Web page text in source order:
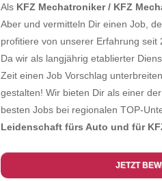
Als KFZ Mechatroniker / KFZ
Aber und vermitteln Dir einen Job,
profitiere von unserer Erfahrung seit
Da wir als langjährig etablierter
Zeit einen Job Vorschlag
gestalten! Wir bieten Dir als einer der
besten Jobs bei regionalen TOP-
Leidenschaft fürs Auto und für
JETZT